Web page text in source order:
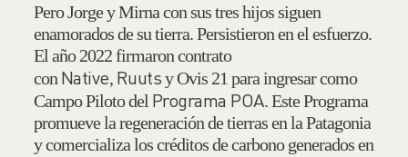
Pero Jorge y Mirna con sus tres hijos siguen
enamorados de su tierra. Persistieron en el esfuerzo.
El año 2022 firmaron contrato
con Native, Ruutsy Ovis 21 para ingresar como
Campo Piloto del Programa POA. Este Programa
promueve la regeneración de tierras en la Patagonia
y comercializa los créditos de carbono generados en